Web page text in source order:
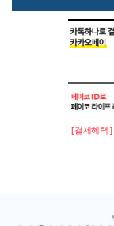
[ 결제혜택 ]